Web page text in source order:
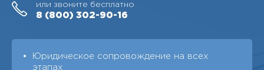
или звоните бесплатно
8 (800) 302-90-16
Юридическое сопровождение на всех
этапах